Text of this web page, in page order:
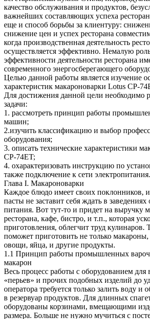
качество обслуживания и продуктов,
важнейших составляющих успеха
еще и способ борьбы за клиентуру:
снижение цен и успех ресторана
когда производственная деятельность
осуществляется эффективно. Немалую
эффективности деятельности ресторана
современного энергосберегающего
Целью данной работы является изучение
характеристик макароноварки Lotus CP-
Для достижения данной цели необходимо
задачи:
1. рассмотреть принцип работы
машин;
2.изучить классификацию и выбор
оборудования;
3. описать технические характеристики
CP-74ET;
4. охарактеризовать инструкцию по
также подключение к сети электропитания.
Глава I. Макароноварки
Каждое блюдо имеет своих поклонников,
пасты не заставит себя ждать в
питания. Вот тут-то и придет на выручку
ресторана, кафе, бистро, и т.п., которая
приготовления, облегчит труд кулинаров.
поможет приготовить не только
овощи, яйца, и другие продукты.
1.1 Принцип работы промышленных
макарон
Весь процесс работы с оборудованием
«перьев» и прочих подобных изделий до
оператора требуется только залить воду и
в резервуар продуктов. Для длинных
оборудованы корзинами, вмещающими
размера. Больше не нужно мучиться с